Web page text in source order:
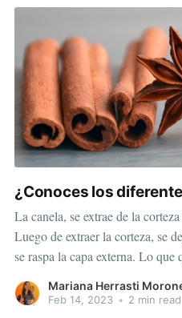
¿Conoces los
La canela, se extrae de la
Luego de extraer la corteza, se
se raspa la capa externa. Lo que
y se deja secar. En este proceso
Mariana Herrasti
Feb 14, 2023 • 2 min read